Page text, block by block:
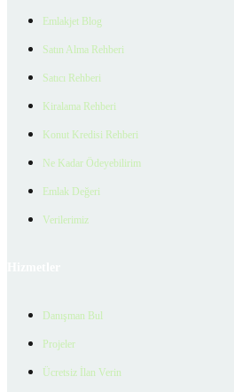
Emlakjet Blog
Satın Alma Rehberi
Satıcı Rehberi
Kiralama Rehberi
Konut Kredisi Rehberi
Ne Kadar Ödeyebilirim
Emlak Değeri
Verilerimiz
Danışman Bul
Projeler
Ücretsiz İlan Verin